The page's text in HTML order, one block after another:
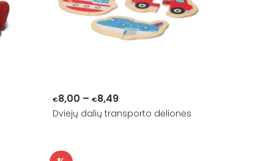
€8,00 – €8,49Price
range:
Dviejų dalių transporto dėlionės